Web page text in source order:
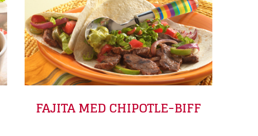
FAJITA MED CHIPOTLE-BIFF